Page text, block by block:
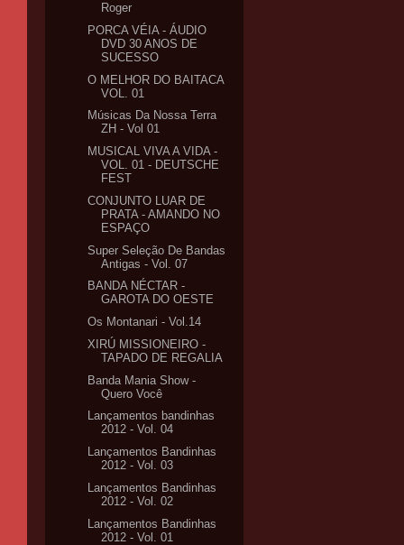
Roger
PORCA VÉIA - ÁUDIO
DVD 30 ANOS DE
SUCESSO
O MELHOR DO BAITACA
VOL. 01
Músicas Da Nossa Terra
ZH - Vol 01
MUSICAL VIVA A VIDA -
VOL. 01 - DEUTSCHE
FEST
CONJUNTO LUAR DE
PRATA - AMANDO NO
ESPAÇO
Super Seleção De Bandas
Antigas - Vol. 07
BANDA NÉCTAR -
GAROTA DO OESTE
Os Montanari - Vol.14
XIRÚ MISSIONEIRO -
TAPADO DE REGALIA
Banda Mania Show -
Quero Você
Lançamentos bandinhas
2012 - Vol. 04
Lançamentos Bandinhas
2012 - Vol. 03
Lançamentos Bandinhas
2012 - Vol. 02
Lançamentos Bandinhas
2012 - Vol. 01